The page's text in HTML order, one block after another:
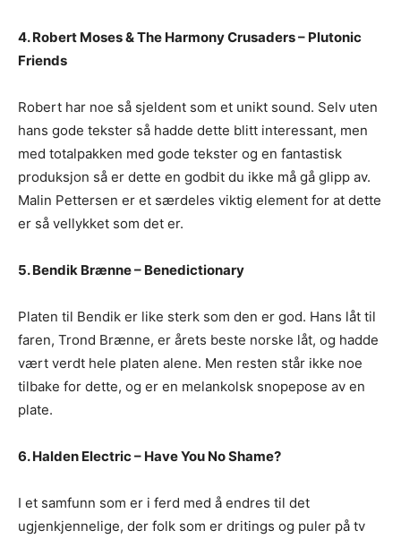
4. Robert Moses & The Harmony Crusaders – Plutonic
Friends
Robert har noe så sjeldent som et unikt sound. Selv uten
hans gode tekster så hadde dette blitt interessant, men
med totalpakken med gode tekster og en fantastisk
produksjon så er dette en godbit du ikke må gå glipp av.
Malin Pettersen er et særdeles viktig element for at dette
er så vellykket som det er.
5. Bendik Brænne – Benedictionary
Platen til Bendik er like sterk som den er god. Hans låt til
faren, Trond Brænne, er årets beste norske låt, og hadde
vært verdt hele platen alene. Men resten står ikke noe
tilbake for dette, og er en melankolsk snopepose av en
plate.
6. Halden Electric – Have You No Shame?
I et samfunn som er i ferd med å endres til det
ugjenkjennelige, der folk som er dritings og puler på tv